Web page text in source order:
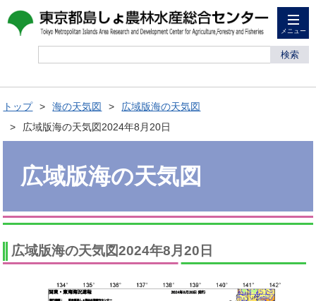
メニュー
検索
トップ 海の天気図
広域版海の天気図
広域版海の天気図2024年8月20日
広域版海の天気図
広域版海の天気図2024年8月20日